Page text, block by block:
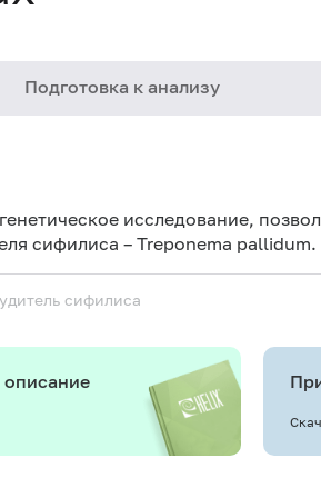
Подготовка к анализу
исследование,
сифилиса – Treponema pallidum.
сифилиса